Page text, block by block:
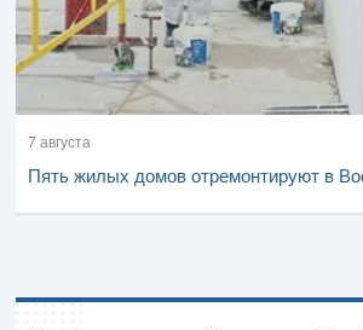
7 августа
Пять жилых домов отремонтируют в